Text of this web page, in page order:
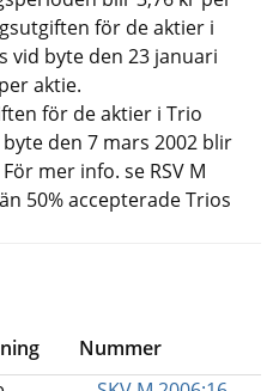
för de aktier i
vid byte den 23 januari
aktie.
för de aktier i Trio
den 7 mars 2002 blir
mer info. se RSV M
50% accepterade Trios
Nummer